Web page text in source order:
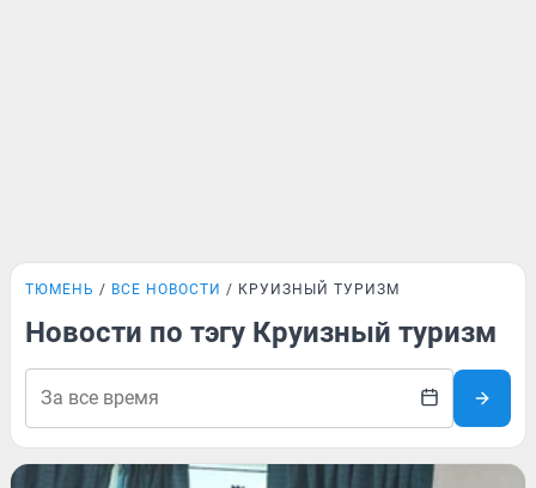
ТЮМЕНЬ ВСЕ НОВОСТИ КРУИЗНЫЙ ТУРИЗМ
Новости по тэгу Круизный туризм